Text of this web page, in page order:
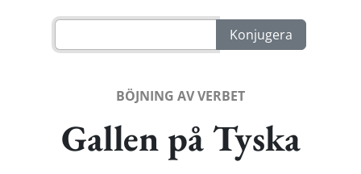
BÖJNING AV VERBET
Gallen på Tyska